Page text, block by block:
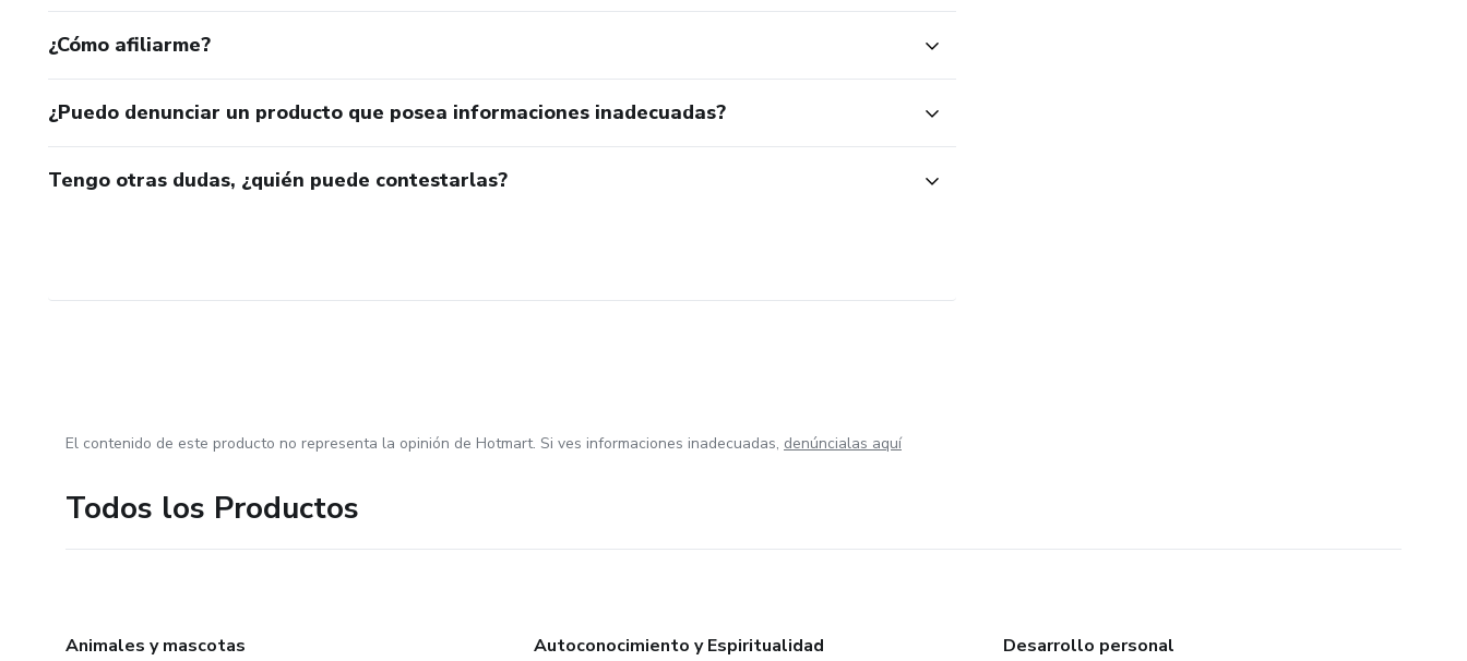
¿Cómo afiliarme?
¿Puedo denunciar un producto que posea informaciones inadecuadas?
Tengo otras dudas, ¿quién puede contestarlas?
El contenido de este producto no representa la opinión de Hotmart. Si ves informaciones inadecuadas, denúncialas aquí
Todos los Productos
Animales y mascotas
Autoconocimiento y Espiritualidad
Desarrollo personal